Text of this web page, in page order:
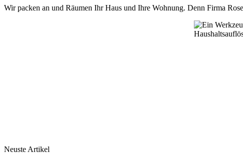
Wir packen an und Räumen Ihr Haus und Ihre Wohnung. Denn Firma
Neuste Artikel